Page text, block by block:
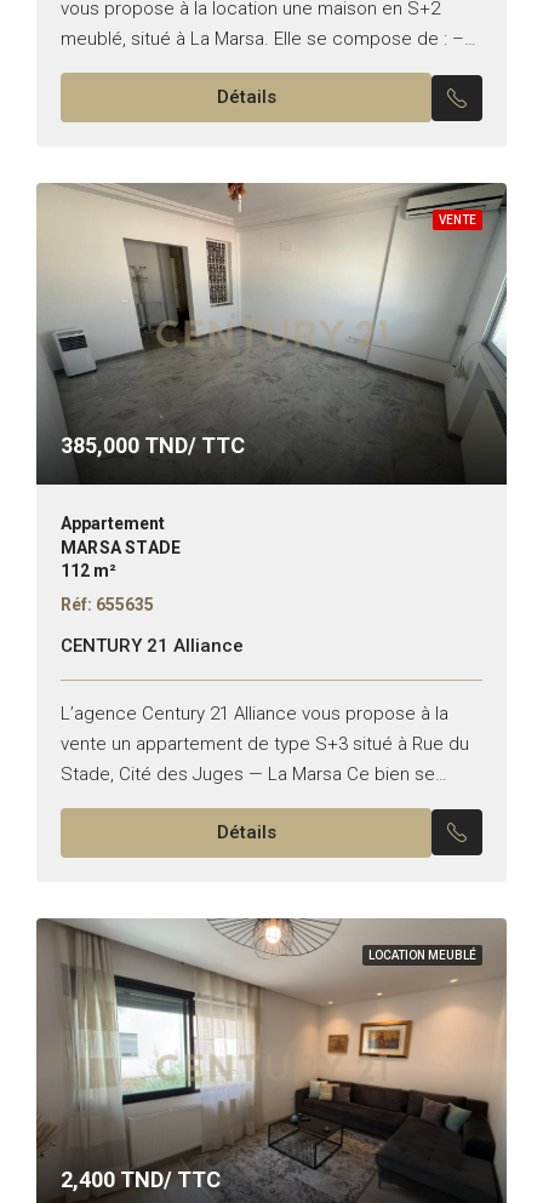
vous propose à la location une maison en S+2
meublé, situé à La Marsa. Elle se compose de : –
Un salon lumineux qui donne sur le...
Détails
VENTE
385,000 TND/ TTC
Appartement
MARSA STADE
112 m²
Réf: 655635
CENTURY 21 Alliance
L’agence Century 21 Alliance vous propose à la
vente un appartement de type S+3 situé à Rue du
Stade, Cité des Juges — La Marsa Ce bien se
compose de : -Un...
Détails
LOCATION MEUBLÉ
2,400 TND/ TTC